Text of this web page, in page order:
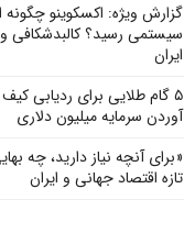
گزارش ویژه: اکسکوینو چگونه
سیستمی رسید؟ کالبدشکافی
ایران
۵ گام طلایی برای ردیابی
آوردن سرمایه میلیون دلاری
«برای آنچه نیاز دارید، چه
تازه اقتصاد جهانی و ایران